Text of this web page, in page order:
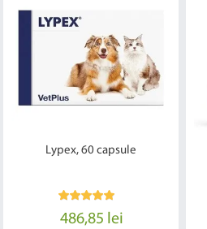
Lypex, 60 capsule
486,85 lei